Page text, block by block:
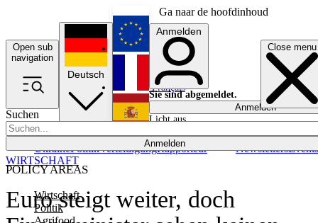
Ga naar de hoofdinhoud
Open sub
navigation
Close menu
Suchen
Anmelden
POLICY AREAS
Wirtschaft
Politik
Agrifood
UkrainePolitikVerteidigungRapporteur NewslettersEvents
Deutsch
English
Français
Anmelden
Sie sind abgemeldet.
Anmelden
Licht aus
Euro steigt weiter, doch
WIRTSCHAFT